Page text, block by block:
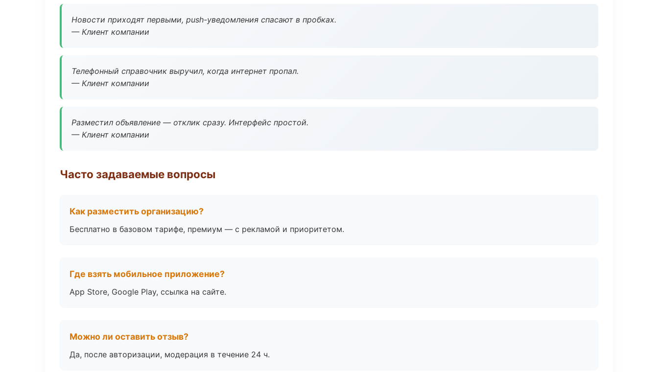
Новости приходят первыми, push-уведомления спасают в пробках.
— Клиент компании
Телефонный справочник выручил, когда интернет пропал.
— Клиент компании
Разместил объявление — отклик сразу. Интерфейс простой.
— Клиент компании
Часто задаваемые вопросы
Как разместить организацию?
Бесплатно в базовом тарифе, премиум — с рекламой и приоритетом.
Где взять мобильное приложение?
App Store, Google Play, ссылка на сайте.
Можно ли оставить отзыв?
Да, после авторизации, модерация в течение 24 ч.